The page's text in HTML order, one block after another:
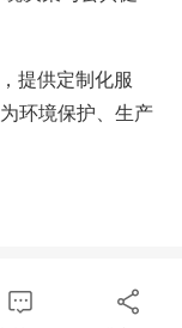
提供定制化服
环境保护、生产